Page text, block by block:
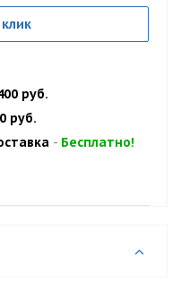
руб.
руб.
- Бесплатно!